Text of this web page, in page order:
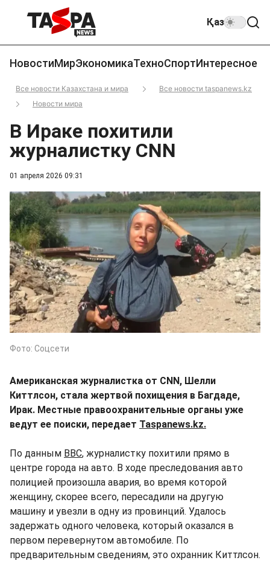
Қаз
НовостиМирЭкономикаТехноСпортИнтересное
Все новости Казахстана и мира
Все новости taspanews.kz
Новости мира
01 апреля 2026 09:31
В Ираке похитили
журналистку CNN
Фото: Соцсети
Американская журналистка от CNN, Шелли
Киттлсон, стала жертвой похищения в Багдаде,
Ирак. Местные правоохранительные органы уже
ведут ее поиски, передает Taspanews.kz.
По данным BBC, журналистку похитили прямо в
центре города на авто. В ходе преследования авто
полицией произошла авария, во время которой
женщину, скорее всего, пересадили на другую
машину и увезли в одну из провинций. Удалось
задержать одного человека, который оказался в
первом перевернутом автомобиле. По
предварительным сведениям, это охранник Киттлсон.